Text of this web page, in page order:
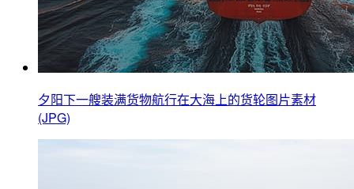
夕阳下一艘装满货物航行在大海上的货轮图片素材
(JPG)